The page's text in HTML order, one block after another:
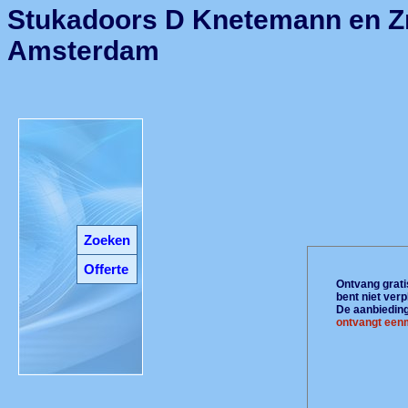
Zoeken
Offerte
Stukadoors D Knetemann en
Amsterdam
Ontvang
bent niet
De
ontvangt